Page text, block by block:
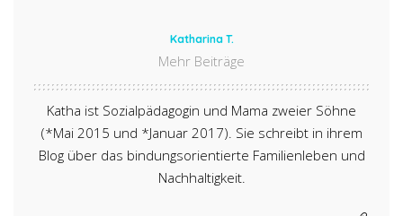
Katharina T.
Mehr Beiträge
Katha ist Sozialpädagogin und Mama zweier Söhne
(*Mai 2015 und *Januar 2017). Sie schreibt in ihrem
Blog über das bindungsorientierte Familienleben und
Nachhaltigkeit.